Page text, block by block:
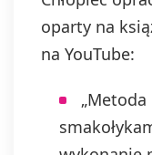
oparty na
na YouTube: